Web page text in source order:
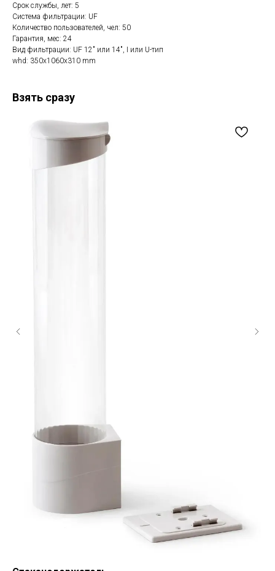
Срок службы, лет: 5
Система фильтрации: UF
Количество пользователей, чел: 50
Гарантия, мес: 24
Вид фильтрации: UF 12" или 14", I или U-тип
whd: 350x1060x310 mm
Взять сразу